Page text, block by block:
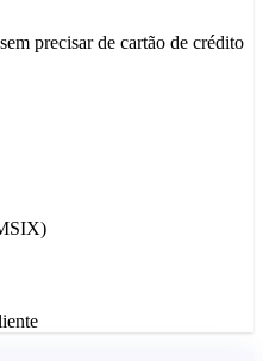
precisar de cartão de crédito